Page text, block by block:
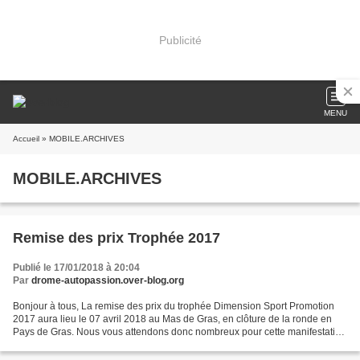
Publicité
MENU
Accueil » MOBILE.ARCHIVES
MOBILE.ARCHIVES
Remise des prix Trophée 2017
Publié le 17/01/2018 à 20:04
Par drome-autopassion.over-blog.org
Bonjour à tous, La remise des prix du trophée Dimension Sport Promotion
2017 aura lieu le 07 avril 2018 au Mas de Gras, en clôture de la ronde en
Pays de Gras. Nous vous attendons donc nombreux pour cette manifestation